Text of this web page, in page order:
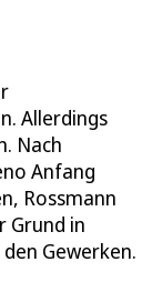
Allerdings
Nach
Anfang
Rossmann
Grund in
Gewerken.